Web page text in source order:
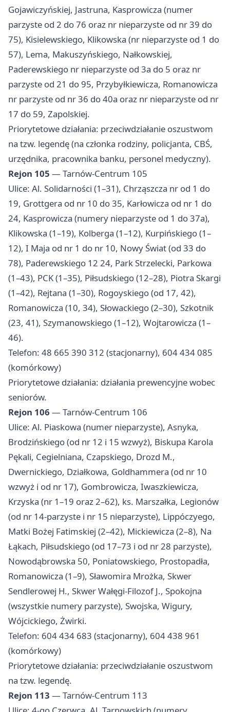
Gojawiczyńskiej, Jastruna, Kasprowicza (numer
parzyste od 2 do 76 oraz nr nieparzyste od nr 39 do
75), Kisielewskiego, Klikowska (nr nieparzyste od 1 do
57), Lema, Makuszyńskiego, Nałkowskiej,
Paderewskiego nr nieparzyste od 3a do 5 oraz nr
parzyste od 21 do 95, Przybyłkiewicza, Romanowicza
nr parzyste od nr 36 do 40a oraz nr nieparzyste od nr
17 do 59, Zapolskiej.
Priorytetowe działania: przeciwdziałanie oszustwom
na tzw. legendę (na członka rodziny, policjanta, CBŚ,
urzędnika, pracownika banku, personel medyczny).
Rejon 105 — Tarnów-Centrum 105
Ulice: Al. Solidarności (1–31), Chrząszcza nr od 1 do
19, Grottgera od nr 10 do 35, Karłowicza od nr 1 do
24, Kasprowicza (numery nieparzyste od 1 do 37a),
Klikowska (1–19), Kolberga (1–12), Kurpińskiego (1–
12), I Maja od nr 1 do nr 10, Nowy Świat (od 33 do
78), Paderewskiego 12 24, Park Strzelecki, Parkowa
(1–43), PCK (1–35), Piłsudskiego (12–28), Piotra Skargi
(1–42), Rejtana (1–30), Rogoyskiego (od 17, 42),
Romanowicza (10, 34), Słowackiego (2–30), Szkotnik
(23, 41), Szymanowskiego (1–12), Wojtarowicza (1–
46).
Telefon: 48 665 390 312 (stacjonarny), 604 434 085
(komórkowy)
Priorytetowe działania: działania prewencyjne wobec
seniorów.
Rejon 106 — Tarnów-Centrum 106
Ulice: Al. Piaskowa (numer nieparzyste), Asnyka,
Brodzińskiego (od nr 12 i 15 wzwyż), Biskupa Karola
Pękali, Cegielniana, Czapskiego, Drozd M.,
Dwernickiego, Działkowa, Goldhammera (od nr 10
wzwyż i od nr 17), Gombrowicza, Iwaszkiewicza,
Krzyska (nr 1–19 oraz 2–62), ks. Marszałka, Legionów
(od nr 14-parzyste i nr 15 nieparzyste), Lippóczyego,
Matki Bożej Fatimskiej (2–42), Mickiewicza (2–8), Na
Łąkach, Piłsudskiego (od 17–73 i od nr 28 parzyste),
Nowodąbrowska 50, Poniatowskiego, Prostopadła,
Romanowicza (1–9), Sławomira Mrożka, Skwer
Sendlerowej H., Skwer Wałęgi-Filozof J., Spokojna
(wszystkie numery parzyste), Swojska, Wigury,
Wójcickiego, Żwirki.
Telefon: 604 434 683 (stacjonarny), 604 438 961
(komórkowy)
Priorytetowe działania: przeciwdziałanie oszustwom
na tzw. legendę.
Rejon 113 — Tarnów-Centrum 113